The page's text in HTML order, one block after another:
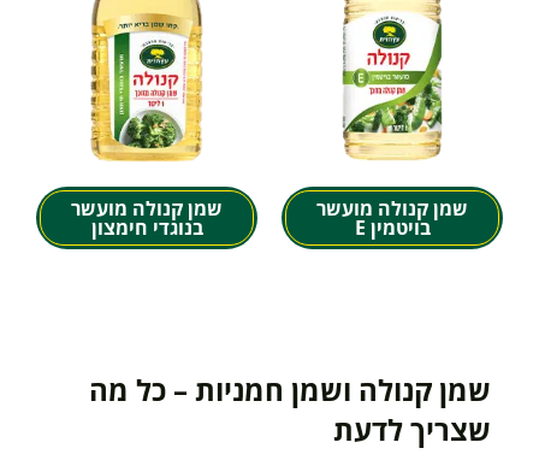
שמן קנולה מועשר
בויטמין E
שמן קנולה מועשר
בנוגדי חימצון
שמן קנולה ושמן חמניות – כל מה
שצריך לדעת